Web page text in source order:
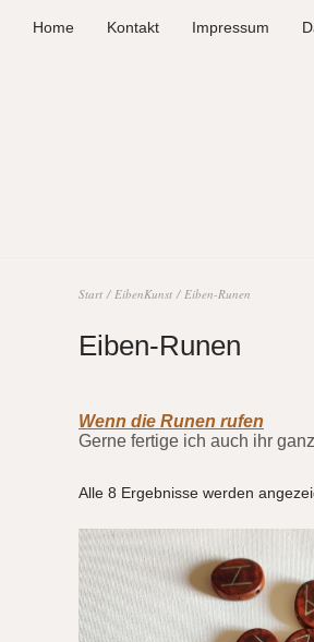
Home Kontakt Impressum
Start / EibenKunst / Eiben-Runen
Eiben-Runen
Wenn die Runen rufen
Gerne fertige ich auch ihr
Alle 8 Ergebnisse werden